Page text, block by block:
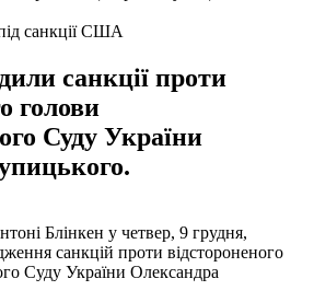
санкції США
санкції проти
голови
Суду України
Блінкен у четвер, 9 грудня,
санкцій проти відстороненого
Суду України Олександра